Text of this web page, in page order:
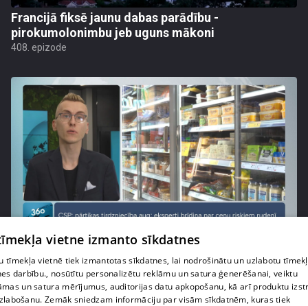
Francijā fiksē jaunu dabas parādību -
pirokumolonimbu jeb uguns mākoni
408. epizode
Pārtiku pērkam vairāk, bet vai “zemo cenu grozs”
tiešām samazina kopējo čeku?
408. epizode
vietne izmanto sīkdatnes
tīmekļa vietnē tiek izmantotas sīkdatnes, lai nodrošinātu un uzlabotu
darbību., nosūtītu personalizētu reklāmu un satura ģenerēšanai, veiktu
un satura mērījumus, auditorijas datu apkopošanu, kā arī produktu
Zemāk sniedzam informāciju par visām sīkdatnēm, kuras tiek